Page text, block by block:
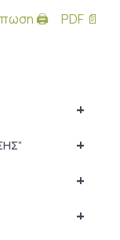
🖨 PDF 📄
+
+
+
+